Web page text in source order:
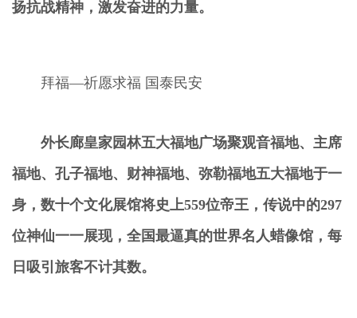
扬抗战精神，激发奋进的力量。
拜福—祈愿求福 国泰民安
外长廊皇家园林五大福地广场聚观音福地、主席
福地、孔子福地、财神福地、弥勒福地五大福地于一
身，数十个文化展馆将史上559位帝王，传说中的297
位神仙一一展现，全国最逼真的世界名人蜡像馆，每
日吸引旅客不计其数。